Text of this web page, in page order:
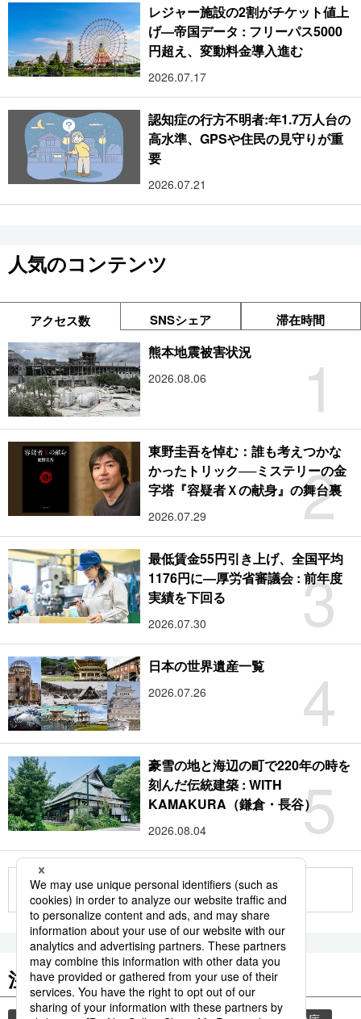
レジャー施設の2割がチケット値上
げ―帝国データ : フリーパス5000
円超え、変動料金導入進む
2026.07.17
認知症の行方不明者:年1.7万人台の
高水準、GPSや住民の見守りが重
要
2026.07.21
人気のコンテンツ
アクセス数 SNSシェア 滞在時間
1
熊本地震被害状況
2026.08.06
2
東野圭吾を悼む：誰も考えつかな
かったトリック──ミステリーの金
字塔『容疑者Ｘの献身』の舞台裏
2026.07.29
3
最低賃金55円引き上げ、全国平均
1176円に―厚労省審議会 : 前年度
実績を下回る
2026.07.30
4
日本の世界遺産一覧
2026.07.26
5
豪雪の地と海辺の町で220年の時を
刻んだ伝統建築 : WITH
KAMAKURA（鎌倉・長谷）
2026.08.04
もっと見る
注目のキーワード